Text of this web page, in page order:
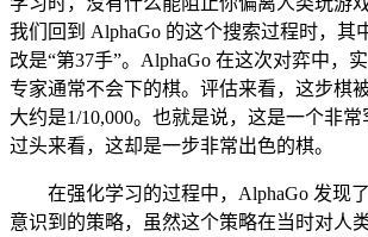
我们回到 AlphaGo 的这个搜索过程时，其
改是“第37手”。AlphaGo 在这次对弈中，
专家通常不会下的棋。评估来看，这步棋
大约是1/10,000。也就是说，这是一个非
过头来看，这却是一步非常出色的棋。
在强化学习的过程中，AlphaGo 发现
意识到的策略，虽然这个策略在当时对人